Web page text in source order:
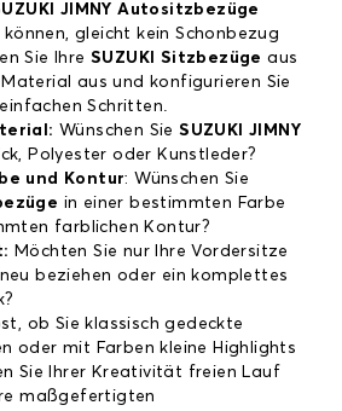
JIMNY Autositzbezüge
gleicht kein Schonbezug
Sie Ihre SUZUKI Sitzbezüge aus
aus und konfigurieren Sie
Schritten.
Wünschen SieSUZUKI JIMNY
Polyester oder Kunstleder?
und Kontur: Wünschen Sie
in einer bestimmten Farbe
farblichen Kontur?
Möchten Sie nur Ihre Vordersitze
neu beziehen oder ein komplettes
ob Sie klassisch gedeckte
oder mit Farben kleine Highlights
Sie Ihrer Kreativität freien Lauf
maßgefertigten